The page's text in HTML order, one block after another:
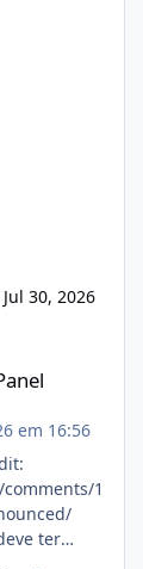
Jul 30, 2026
em 16:56
1
ter